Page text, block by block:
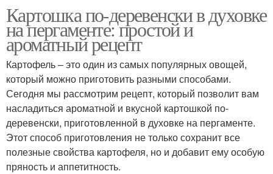
Картошка по-деревенски в духовке
на пергаменте: простой и
ароматный рецепт
Картофель – это один из самых популярных овощей,
который можно приготовить разными способами.
Сегодня мы рассмотрим рецепт, который позволит вам
насладиться ароматной и вкусной картошкой по-
деревенски, приготовленной в духовке на пергаменте.
Этот способ приготовления не только сохранит все
полезные свойства картофеля, но и добавит ему особую
пряность и аппетитность.